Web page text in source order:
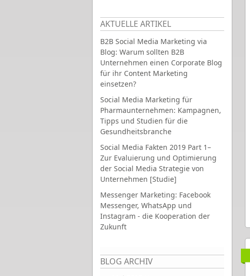
AKTUELLE ARTIKEL
B2B Social Media Marketing via
Blog: Warum sollten B2B
Unternehmen einen Corporate Blog
für ihr Content Marketing
einsetzen?
Social Media Marketing für
Pharmaunternehmen: Kampagnen,
Tipps und Studien für die
Gesundheitsbranche
Social Media Fakten 2019 Part 1–
Zur Evaluierung und Optimierung
der Social Media Strategie von
Unternehmen [Studie]
Messenger Marketing: Facebook
Messenger, WhatsApp und
Instagram - die Kooperation der
Zukunft
BLOG ARCHIV
Seiten